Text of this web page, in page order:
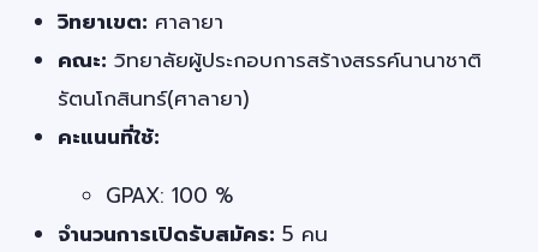
วิทยาเขต: ศาลายา
คณะ: วิทยาลัยผู้ประกอบการสร้างสรรค์นานาชาติ
รัตนโกสินทร์(ศาลายา)
คะแนนที่ใช้:
GPAX: 100 %
จำนวนการเปิดรับสมัคร: 5 คน